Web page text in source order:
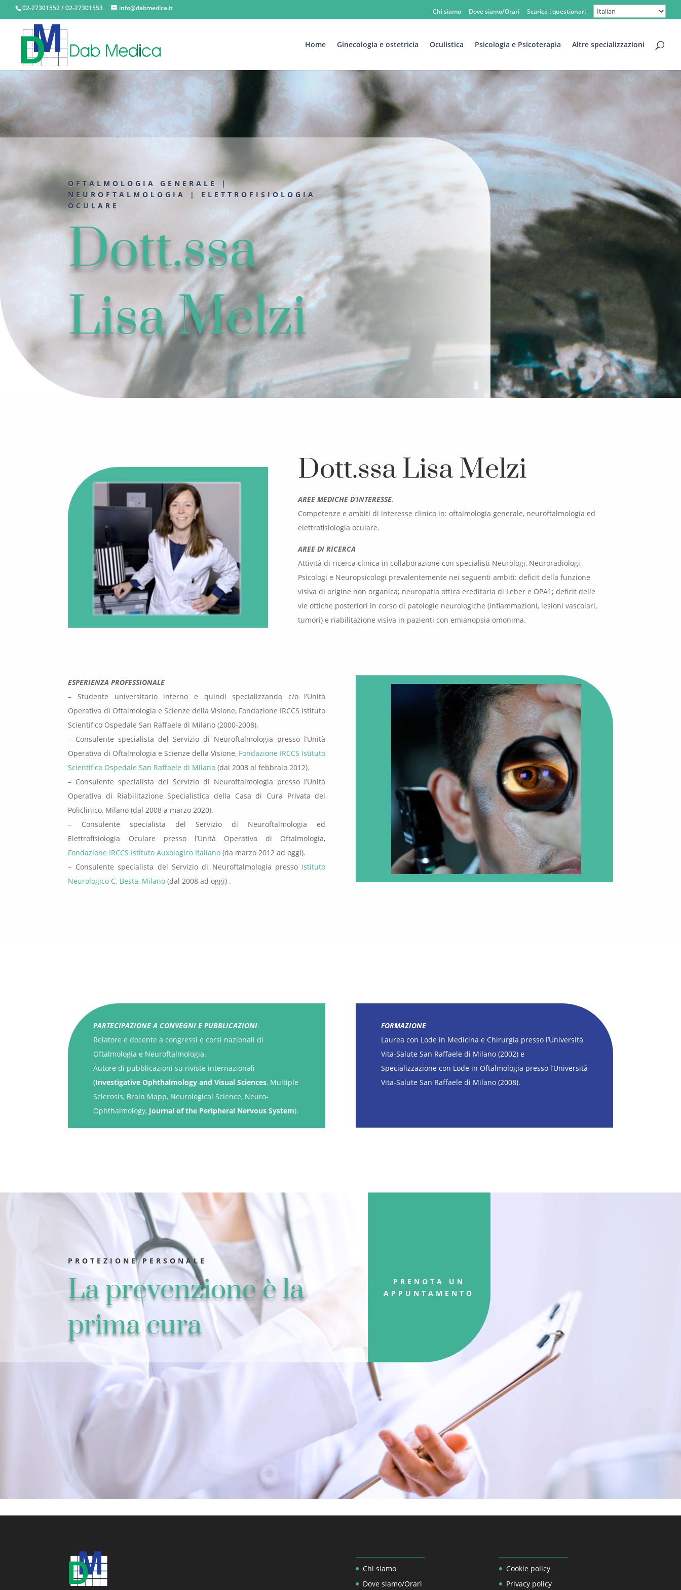
02-27301552 / 02-27301553 info@dabmedica.it Chi siamo Dove siamo/Orari Scarica i questionari
Home Ginecologia e ostetricia Oculistica Psicologia e Psicoterapia Altre specializzazioni
OFTALMOLOGIA GENERALE |
NEUROFTALMOLOGIA | ELETTROFISIOLOGIA
OCULARE
Dott.ssa
Lisa Melzi
Dott.ssa Lisa Melzi
AREE MEDICHE D’INTERESSE.
Competenze e ambiti di interesse clinico in: oftalmologia generale, neuroftalmologia ed
elettrofisiologia oculare.
AREE DI RICERCA
Attività di ricerca clinica in collaborazione con specialisti Neurologi, Neuroradiologi,
Psicologi e Neuropsicologi prevalentemente nei seguenti ambiti: deficit della funzione
visiva di origine non organica; neuropatia ottica ereditaria di Leber e OPA1; deficit delle
vie ottiche posteriori in corso di patologie neurologiche (infiammazioni, lesioni vascolari,
tumori) e riabilitazione visiva in pazienti con emianopsia omonima.
ESPERIENZA PROFESSIONALE
– Studente universitario interno e quindi specializzanda c/o l’Unità
Operativa di Oftalmologia e Scienze della Visione, Fondazione IRCCS Istituto
Scientifico Ospedale San Raffaele di Milano (2000-2008).
– Consulente specialista del Servizio di Neuroftalmologia presso l’Unità
Operativa di Oftalmologia e Scienze della Visione, Fondazione IRCCS Istituto
Scientifico Ospedale San Raffaele di Milano (dal 2008 al febbraio 2012).
– Consulente specialista del Servizio di Neuroftalmologia presso l’Unità
Operativa di Riabilitazione Specialistica della Casa di Cura Privata del
Policlinico, Milano (dal 2008 a marzo 2020).
– Consulente specialista del Servizio di Neuroftalmologia ed
Elettrofisiologia Oculare presso l’Unità Operativa di Oftalmologia,
Fondazione IRCCS Istituto Auxologico Italiano (da marzo 2012 ad oggi).
– Consulente specialista del Servizio di Neuroftalmologia presso Istituto
Neurologico C. Besta, Milano (dal 2008 ad oggi) .
PARTECIPAZIONE A CONVEGNI E PUBBLICAZIONI.
Relatore e docente a congressi e corsi nazionali di
Oftalmologia e Neuroftalmologia.
Autore di pubblicazioni su riviste internazionali
(Investigative Ophthalmology and Visual Sciences, Multiple
Sclerosis, Brain Mapp, Neurological Science, Neuro-
Ophthalmology, Journal of the Peripheral Nervous System).
FORMAZIONE
Laurea con Lode in Medicina e Chirurgia presso l’Università
Vita-Salute San Raffaele di Milano (2002) e
Specializzazione con Lode in Oftalmologia presso l’Università
Vita-Salute San Raffaele di Milano (2008).
PROTEZIONE PERSONALE
La prevenzione è la
prima cura
PRENOTA UN
APPUNTAMENTO
Chi siamo
Dove siamo/Orari
Cookie policy
Privacy policy